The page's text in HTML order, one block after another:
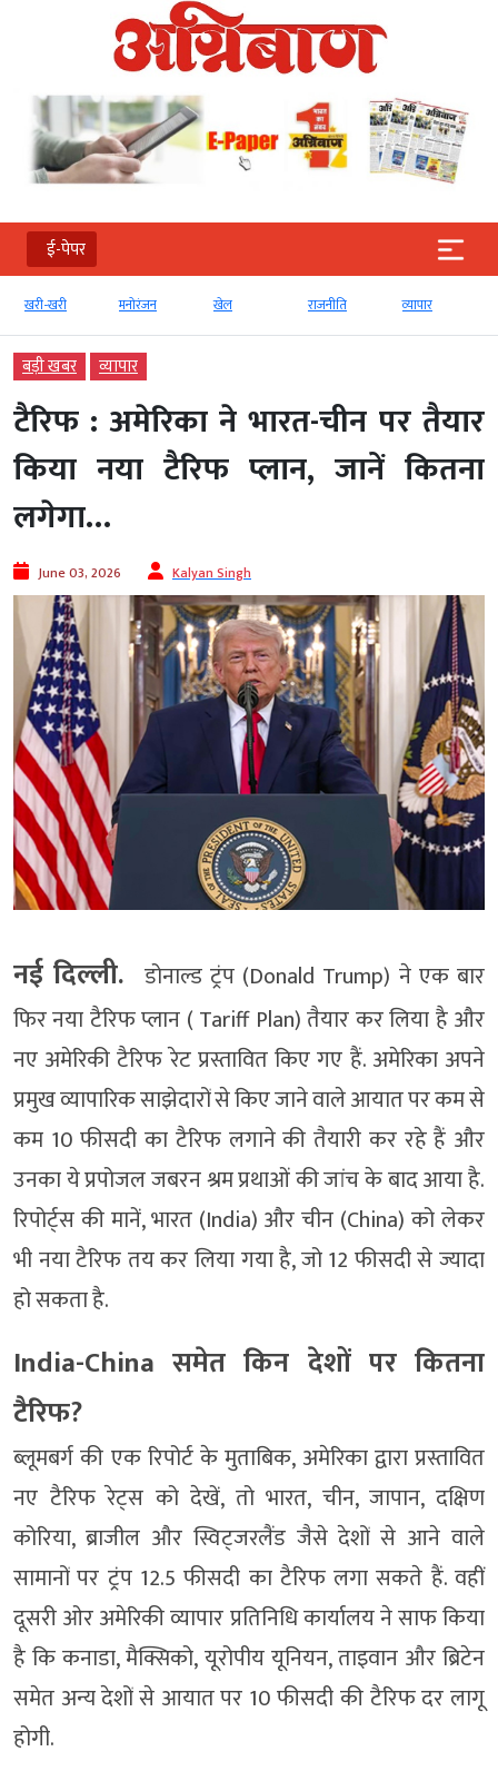
ई-पेपर
मनोरंजन खेल राजनीति व्‍यापार टेक्‍नोलॉजी
बड़ी खबर व्‍यापार
टैरिफ : अमेरिका ने भारत-चीन पर तैयार
किया नया टैरिफ प्लान, जानें कितना
लगेगा…
June 03, 2026 Kalyan Singh
नई दिल्ली. डोनाल्ड ट्रंप (Donald Trump) ने एक बार
फिर नया टैरिफ प्लान ( Tariff Plan) तैयार कर लिया है और
नए अमेरिकी टैरिफ रेट प्रस्तावित किए गए हैं. अमेरिका अपने
प्रमुख व्यापारिक साझेदारों से किए जाने वाले आयात पर कम से
कम 10 फीसदी का टैरिफ लगाने की तैयारी कर रहे हैं और
उनका ये प्रपोजल जबरन श्रम प्रथाओं की जांच के बाद आया है.
रिपोर्ट्स की मानें, भारत (India) और चीन (China) को लेकर
भी नया टैरिफ तय कर लिया गया है, जो 12 फीसदी से ज्यादा
हो सकता है.
India-China समेत किन देशों पर कितना
टैरिफ?
ब्लूमबर्ग की एक रिपोर्ट के मुताबिक, अमेरिका द्वारा प्रस्तावित
नए टैरिफ रेट्स को देखें, तो भारत, चीन, जापान, दक्षिण
कोरिया, ब्राजील और स्विट्जरलैंड जैसे देशों से आने वाले
सामानों पर ट्रंप 12.5 फीसदी का टैरिफ लगा सकते हैं. वहीं
दूसरी ओर अमेरिकी व्यापार प्रतिनिधि कार्यालय ने साफ किया
है कि कनाडा, मैक्सिको, यूरोपीय यूनियन, ताइवान और ब्रिटेन
समेत अन्य देशों से आयात पर 10 फीसदी की टैरिफ दर लागू
होगी.